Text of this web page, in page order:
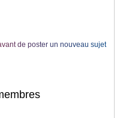
vant de poster un nouveau sujet